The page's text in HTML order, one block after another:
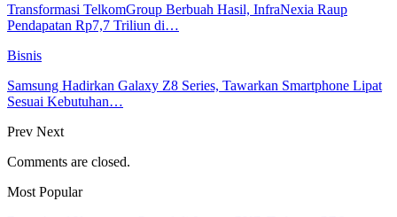
Transformasi TelkomGroup Berbuah Hasil, InfraNexia Raup
Pendapatan Rp7,7 Triliun di…
Bisnis
Samsung Hadirkan Galaxy Z8 Series, Tawarkan Smartphone Lipat
Sesuai Kebutuhan…
Prev Next
Comments are closed.
Most Popular